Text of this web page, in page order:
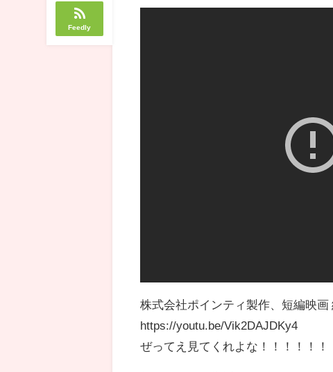
Feedly
株式会社ポインティ製作、短編映画
https://youtu.be/Vik2DAJDKy4
ぜってえ見てくれよな！！！！！！